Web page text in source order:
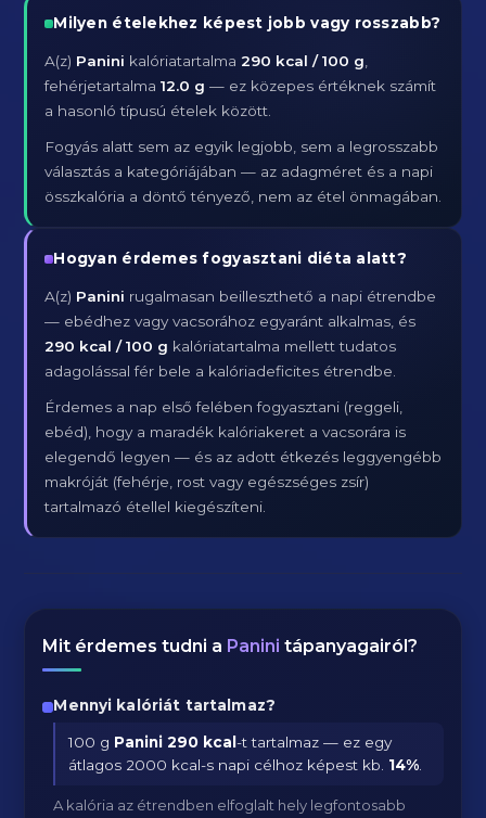
Milyen ételekhez képest jobb vagy rosszabb?
A(z) Panini kalóriatartalma290 kcal / 100 g
fehérjetartalma12.0 g — ez közepes értéknek számít
a hasonló típusú ételek között.
Fogyás alatt sem az egyik legjobb, sem a legrosszabb
választás a kategóriájában — az adagméret és a napi
összkalória a döntő tényező, nem az étel önmagában.
Hogyan érdemes fogyasztani diéta alatt?
A(z) Panini rugalmasan beilleszthető a napi étrendbe
— ebédhez vagy vacsorához egyaránt alkalmas, és
290 kcal / 100 g kalóriatartalma mellett tudatos
adagolással fér bele a kalóriadeficites étrendbe.
Érdemes a nap első felében fogyasztani (reggeli,
ebéd), hogy a maradék kalóriakeret a vacsorára is
elegendő legyen — és az adott étkezés leggyengébb
makróját (fehérje, rost vagy egészséges zsír)
tartalmazó étellel kiegészíteni.
Mit érdemes tudni a Panini tápanyagairól?
Mennyi kalóriát tartalmaz?
100 g Panini 290 kcal-t tartalmaz — ez egy
átlagos 2000 kcal-s napi célhoz képest kb. 14%
A kalória az étrendben elfoglalt hely legfontosabb